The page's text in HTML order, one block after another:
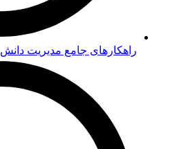
راهکارهای جامع مدیریت دانش